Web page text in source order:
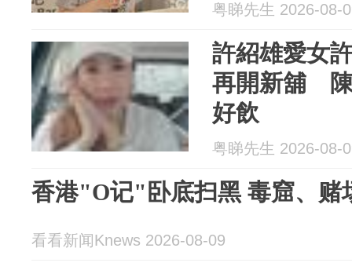
粤睇先生 2026-08-
許紹雄愛女
再開新舖 陳
好飲
粤睇先生 2026-08-
香港"O记"卧底扫黑 毒窟、赌
看看新闻Knews 2026-08-09